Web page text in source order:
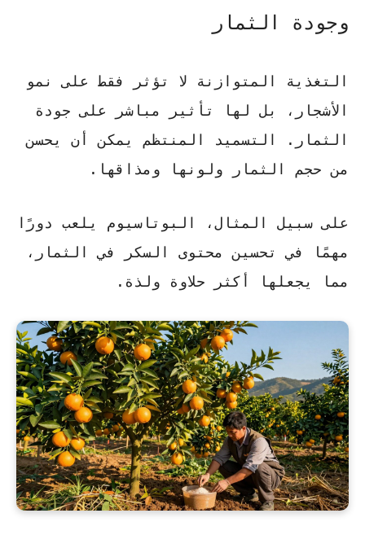
وجودة الثمار
التغذية المتوازنة لا تؤثر فقط على نمو
الأشجار، بل لها تأثير مباشر على جودة
الثمار.
التسميد المنتظم يمكن أن يحسن
من حجم الثمار ولونها ومذاقها.
على سبيل المثال، البوتاسيوم يلعب دورًا
مهمًا في تحسين محتوى السكر في الثمار،
مما يجعلها أكثر حلاوة ولذة.